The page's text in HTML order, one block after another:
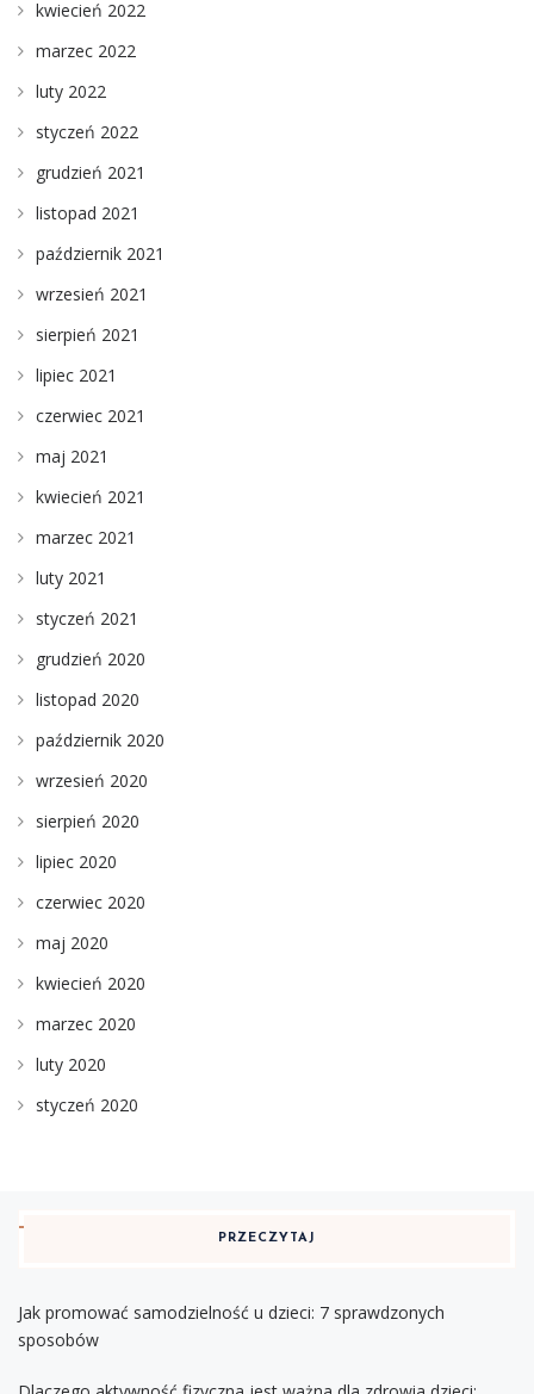
kwiecień 2022
marzec 2022
luty 2022
styczeń 2022
grudzień 2021
listopad 2021
październik 2021
wrzesień 2021
sierpień 2021
lipiec 2021
czerwiec 2021
maj 2021
kwiecień 2021
marzec 2021
luty 2021
styczeń 2021
grudzień 2020
listopad 2020
październik 2020
wrzesień 2020
sierpień 2020
lipiec 2020
czerwiec 2020
maj 2020
kwiecień 2020
marzec 2020
luty 2020
styczeń 2020
PRZECZYTAJ
Jak promować samodzielność u dzieci: 7 sprawdzonych
sposobów